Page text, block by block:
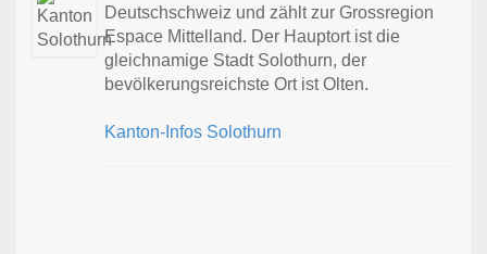
Deutschschweiz und zählt zur Grossregion
Espace Mittelland. Der Hauptort ist die
gleichnamige Stadt Solothurn, der
bevölkerungsreichste Ort ist Olten.
Kanton-Infos Solothurn